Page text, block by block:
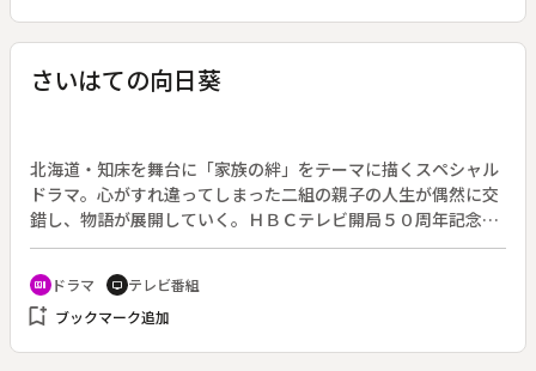
さいはての向日葵
北海道・知床を舞台に「家族の絆」をテーマに描くスペシャル
ドラマ。心がすれ違ってしまった二組の親子の人生が偶然に交
錯し、物語が展開していく。ＨＢＣテレビ開局５０周年記念番
組。◆“弁護士過疎地”の知床。手島陽子（大塚寧々）は、この
問題に対応するため日弁連が設けた「ひまわり弁護士」とし
て、小学校４年生の息子・良平（深澤嵐）と共に知床にやって
来た。法律家として知床で働くことは、同じく弁護士であった
recent_actors ドラマ tv テレビ番組
bookmark_add ブックマーク追加